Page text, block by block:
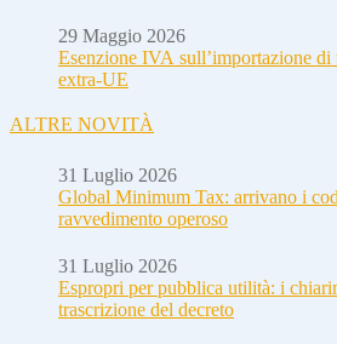
29 Maggio 2026
Esenzione IVA sull’importazione di
extra-UE
ALTRE NOVITÀ
31 Luglio 2026
Global Minimum Tax: arrivano i
ravvedimento operoso
31 Luglio 2026
Espropri per pubblica utilità: i
trascrizione del decreto